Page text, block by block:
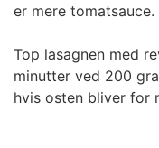
er mere tomatsauce.
Top lasagnen med
minutter ved 200
hvis osten bliver for